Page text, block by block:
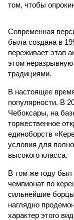
том, чтобы
Современная
была создана в
переживает этап
этом
традициями.
В настоящее
популярности. В
Чебоксары, на
торжественное
единоборств
условия для
высокого класса.
В том же году
чемпионат по
сильнейшие
наглядно
характер этого